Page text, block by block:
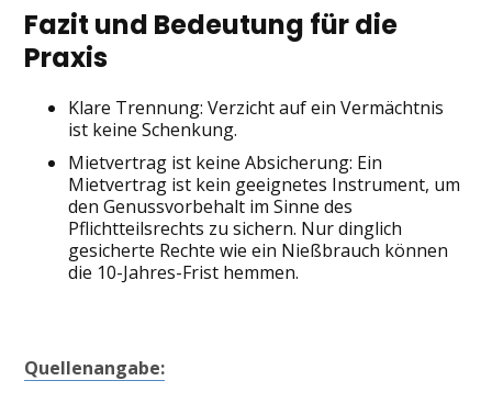
Fazit und Bedeutung für die
Praxis
Klare Trennung: Verzicht auf ein Vermächtnis
ist keine Schenkung.
Mietvertrag ist keine Absicherung: Ein
Mietvertrag ist kein geeignetes Instrument, um
den Genussvorbehalt im Sinne des
Pflichtteilsrechts zu sichern. Nur dinglich
gesicherte Rechte wie ein Nießbrauch können
die 10-Jahres-Frist hemmen.
Quellenangabe: